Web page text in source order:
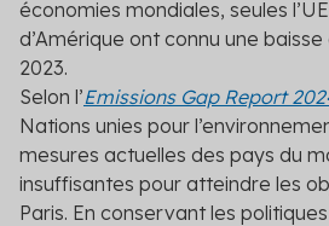
économies mondiales, seules
d’Amérique ont connu une
2023.
Selon l’Emissions Gap Report
Nations unies pour
mesures actuelles des pays du
insuffisantes pour atteindre les
Paris. En conservant les